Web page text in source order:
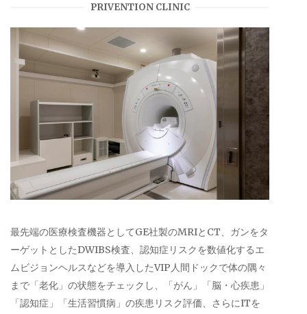
PRIVENTION CLINIC
最先端の医療検査機器としてGE社製のMRIとCT、ガンをタ
ーゲットとしたDWIBS検査、認知症リスクを数値化するエ
ムビジョンヘルスなどを導入したVIP人間ドックで体の隅々
まで「老化」の状態をチェックし、「がん」「脳・心疾患」
「認知症」「生活習慣病」の疾患リスク評価、さらにITを